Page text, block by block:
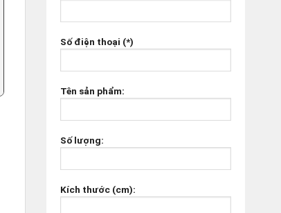
Số điện thoại (*)
Tên sản phẩm:
Số lượng:
Kích thước (cm):